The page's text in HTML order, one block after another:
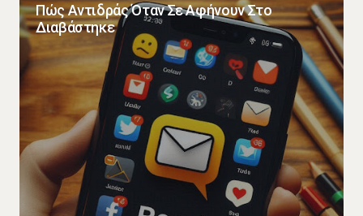
Πώς Αντιδράς Όταν Σε Αφήνουν Στο
Διαβάστηκε